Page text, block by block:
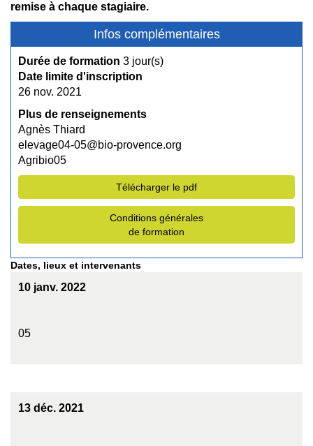
remise à chaque stagiaire.
Infos complémentaires
Durée de formation 3 jour(s)
Date limite d'inscription
26 nov. 2021
Plus de renseignements
Agnès Thiard
elevage04-05@bio-provence.org
Agribio05
Télécharger le pdf
Conditions générales
de formation
Dates, lieux et intervenants
10 janv. 2022
05
13 déc. 2021